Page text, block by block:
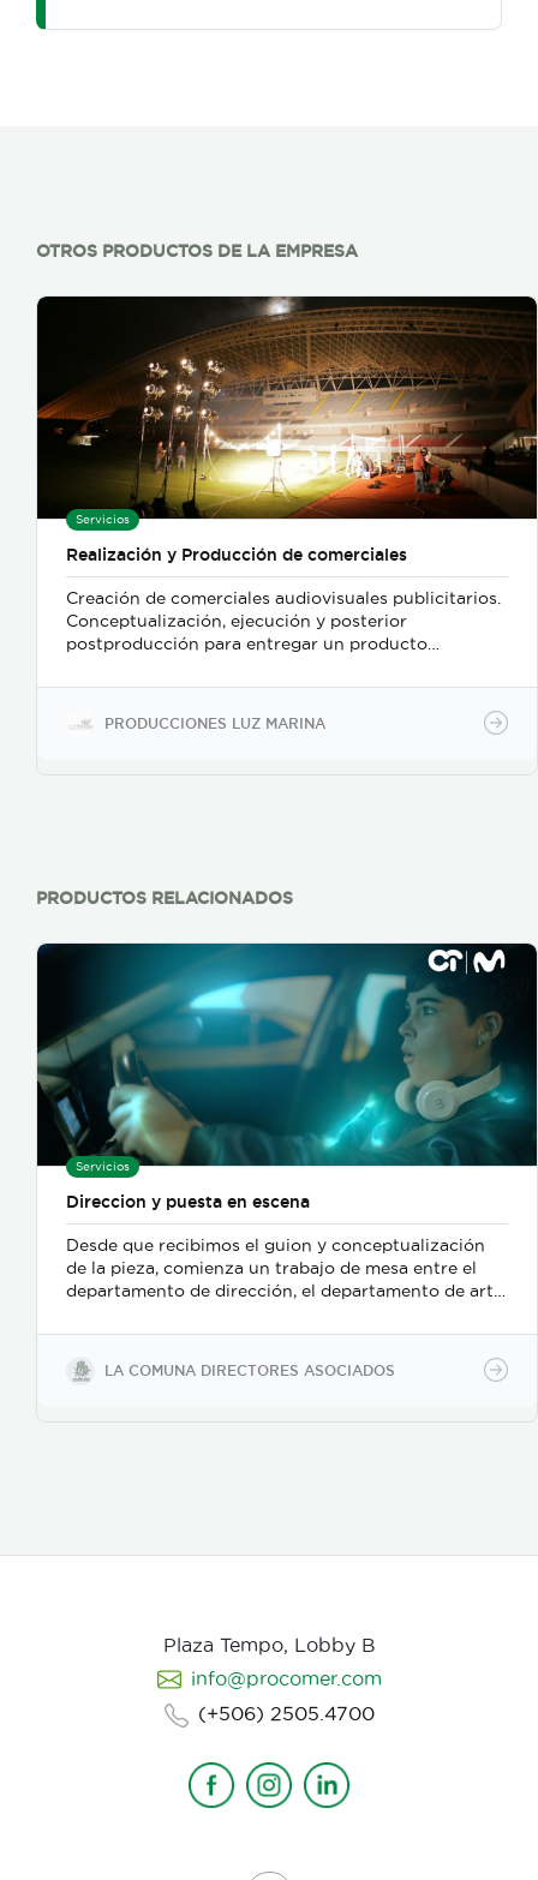
OTROS PRODUCTOS DE LA EMPRESA
Servicios
Realización y Producción de comerciales
Creación de comerciales audiovisuales publicitarios.
Conceptualización, ejecución y posterior
postproducción para entregar un producto
diferentes medios de comunicación existentes.
PRODUCCIONES LUZ MARINA
PRODUCTOS RELACIONADOS
Servicios
Direccion y puesta en escena
Desde que recibimos el guion y conceptualización
de la pieza, comienza un trabajo de mesa entre el
departamento de dirección, el departamento de arte,
buscamos reforzar la historia, nos centramos
fuertemente en la selección de casting, en el tono
para los actores con instrucciones claras, paletas de
LA COMUNA DIRECTORES ASOCIADOS
Plaza Tempo, Lobby B
info@procomer.com
(+506) 2505.4700